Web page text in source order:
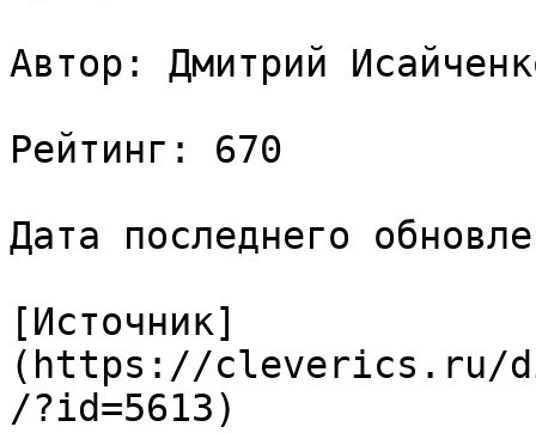
Автор: Дмитрий
Рейтинг: 670
Дата последнего
[Источник]
(https://cleverics.ru/
/?id=5613)